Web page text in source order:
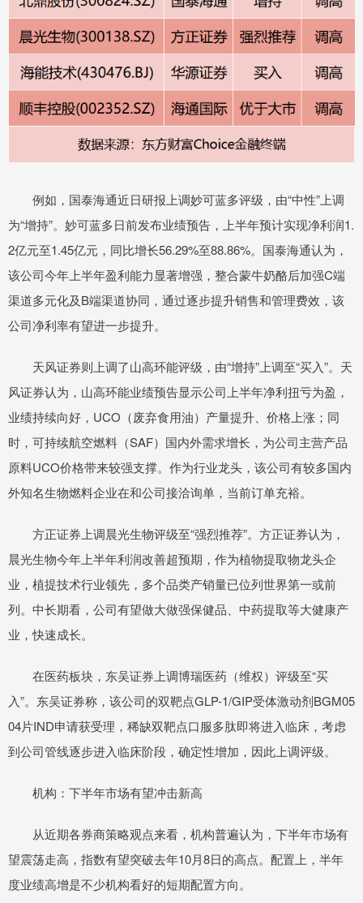
例如，国泰海通近日研报上调妙可蓝多评级，由“中性”上调
为“增持”。妙可蓝多日前发布业绩预告，上半年预计实现净利润1.
2亿元至1.45亿元，同比增长56.29%至88.86%。国泰海通认为，
该公司今年上半年盈利能力显著增强，整合蒙牛奶酪后加强C端
渠道多元化及B端渠道协同，通过逐步提升销售和管理费效，该
公司净利率有望进一步提升。
天风证券则上调了山高环能评级，由“增持”上调至“买入”。天
风证券认为，山高环能业绩预告显示公司上半年净利扭亏为盈，
业绩持续向好，UCO（废弃食用油）产量提升、价格上涨；同
时，可持续航空燃料（SAF）国内外需求增长，为公司主营产品
原料UCO价格带来较强支撑。作为行业龙头，该公司有较多国内
外知名生物燃料企业在和公司接洽询单，当前订单充裕。
方正证券上调晨光生物评级至“强烈推荐”。方正证券认为，
晨光生物今年上半年利润改善超预期，作为植物提取物龙头企
业，植提技术行业领先，多个品类产销量已位列世界第一或前
列。中长期看，公司有望做大做强保健品、中药提取等大健康产
业，快速成长。
在医药板块，东吴证券上调博瑞医药（维权）评级至“买
入”。东吴证券称，该公司的双靶点GLP-1/GIP受体激动剂BGM05
04片IND申请获受理，稀缺双靶点口服多肽即将进入临床，考虑
到公司管线逐步进入临床阶段，确定性增加，因此上调评级。
机构：下半年市场有望冲击新高
从近期各券商策略观点来看，机构普遍认为，下半年市场有
望震荡走高，指数有望突破去年10月8日的高点。配置上，半年
度业绩高增是不少机构看好的短期配置方向。